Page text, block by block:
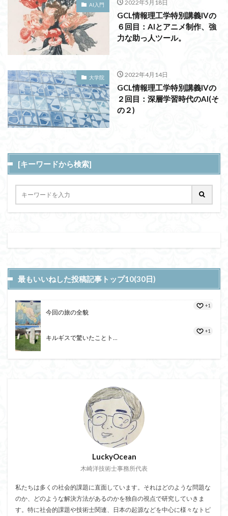
AI入門 2022年5月18日
GCL情報理工学特別講義IVの
６回目：AIとアニメ制作、強
力な助っ人ツール。
大学院 2022年4月14日
GCL情報理工学特別講義IVの
２回目：深層学習時代のAI(そ
の２)
[キーワードから検索]
最もいいねした投稿記事トップ10(30日)
今回の旅の全貌
+1
キルギスで驚いたことト...
+1
LuckyOcean
木崎洋技術士事務所代表
私たちは多くの社会的課題に直面しています。それはどのような問題な
のか、どのような解決方法があるのかを独自の視点で研究していきま
す。特に社会的課題や技術士関連、日本の起源などを中心に様々なトピ